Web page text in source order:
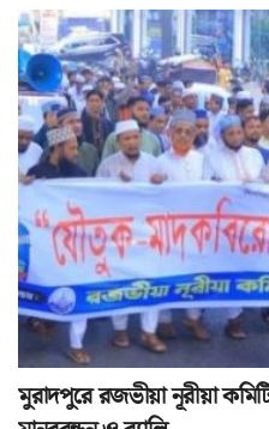
মুরাদপুরে রজভীয়া নূরীয়া